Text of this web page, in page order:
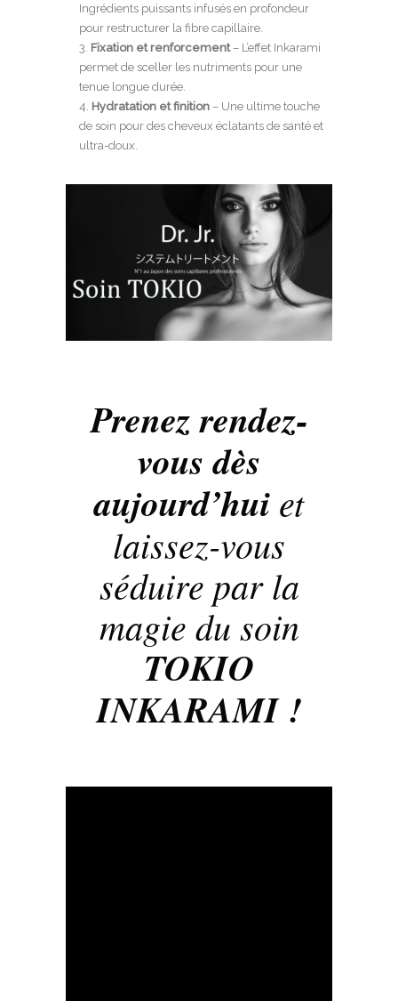
Ingrédients puissants infusés en profondeur
pour restructurer la fibre capillaire.
Fixation et renforcement– L’effet Inkarami
permet de sceller les nutriments pour une
tenue longue durée.
Hydratation et finition – Une ultime touche
de soin pour des cheveux éclatants de santé et
ultra-doux.
Prenez rendez-
vous dès
aujourd’hui et
laissez-vous
séduire par la
magie du soin
TOKIO
INKARAMI !